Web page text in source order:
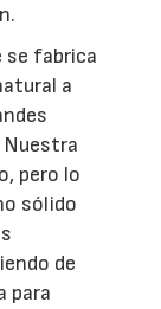
se fabrica
a
Nuestra
pero lo
sólido
de
para